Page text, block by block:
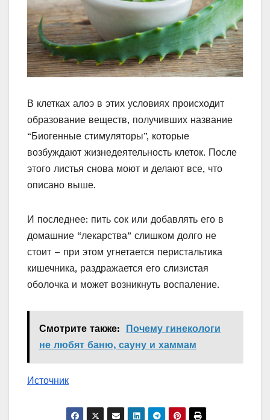
В клетках алоэ в этих условиях происходит
образование веществ, получивших название
“Биогенные стимуляторы”, которые
возбуждают жизнедеятельность клеток. После
этого листья снова моют и делают все, что
описано выше.
И последнее: пить сок или добавлять его в
домашние “лекарства” слишком долго не
стоит – при этом угнетается перистальтика
кишечника, раздражается его слизистая
оболочка и может возникнуть воспаление.
Смотрите также:
Почему гинекологи
не любят баню, сауну и хаммам
Источник